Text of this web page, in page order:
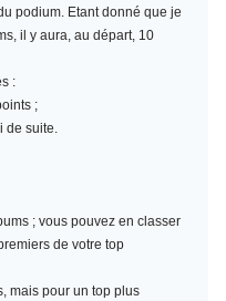
podium. Etant donné que je
il y aura, au départ, 10
:
;
de suite.
; vous pouvez en classer
de votre top
mais pour un top plus